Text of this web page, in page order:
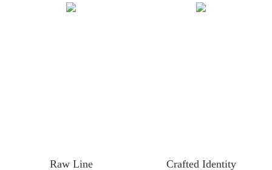
Raw Line Crafted Identity